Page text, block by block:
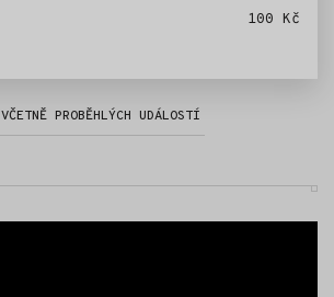
100 Kč
VČETNĚ PROBĚHLÝCH UDÁLOSTÍ